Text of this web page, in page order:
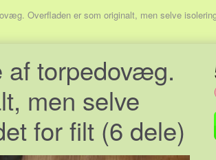
Overfladen er som originalt, men selve
af torpedovæg.
men selve
for filt (6 dele)